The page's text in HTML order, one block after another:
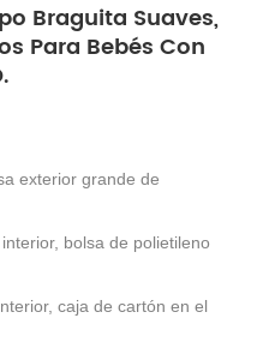
Braguita Suaves,
Para Bebés Con
exterior grande de
bolsa de polietileno
caja de cartón en el